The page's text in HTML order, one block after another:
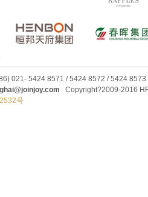
021- 5424 8571 / 5424 8572 / 5424 8573
Copyright?2009-2016
号